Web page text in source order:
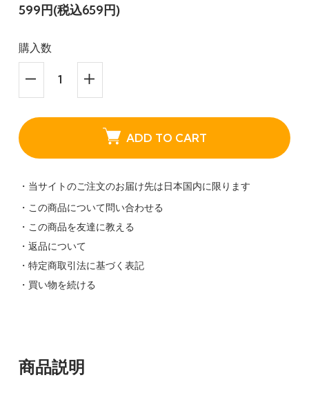
599円(税込659円)
購入数
ADD TO CART
・当サイトのご注文のお届け先は日本国内に限ります
・この商品について問い合わせる
・この商品を友達に教える
・返品について
・特定商取引法に基づく表記
・買い物を続ける
商品説明